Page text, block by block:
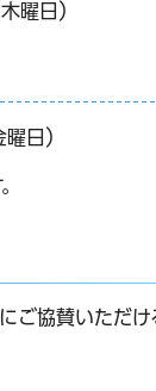
曜日）
日）
ご協賛いただけ